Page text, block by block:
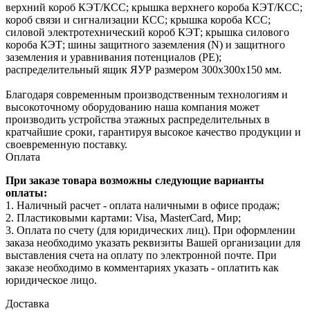
верхний короб КЭТ/КСС; крышка верхнего короба КЭТ/КСС;
короб связи и сигнализации КСС; крышка короба КСС;
силовой электротехнический короб КЭТ; крышка силового
короба КЭТ; шины защитного заземления (N) и защитного
заземления и уравнивания потенциалов (PE);
распределительный ящик ЯУР размером 300х300х150 мм.
Благодаря современным производственным технологиям и
высокоточному оборудованию наша компания может
производить устройства этажных распределительных в
кратчайшие сроки, гарантируя высокое качество продукции и
своевременную поставку.
Оплата
При заказе товара возможны следующие варианты
оплаты:
1. Наличный расчет - оплата наличными в офисе продаж;
2. Пластиковыми картами: Visa, MasterCard, Мир;
3. Оплата по счету (для юридических лиц). При оформлении
заказа необходимо указать реквизиты Вашей организации для
выставления счета на оплату по электронной почте. При
заказе необходимо в комментариях указать - оплатить как
юридическое лицо.
Доставка